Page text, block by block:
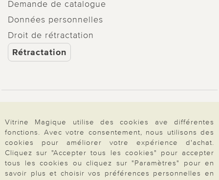
Demande de catalogue
Données personnelles
Droit de rétractation
Rétractation
À propos de nous
Vitrine Magique utilise des cookies ave différentes
fonctions. Avec votre consentement, nous utilisons des
cookies pour améliorer votre expérience d'achat.
Cliquez sur "Accepter tous les cookies" pour accepter
tous les cookies ou cliquez sur "Paramètres" pour en
savoir plus et choisir vos préférences personnelles en